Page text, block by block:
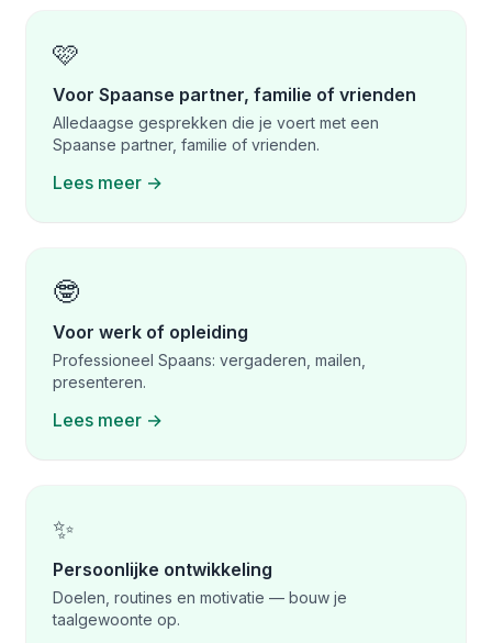
🩷
Voor Spaanse partner, familie of vrienden
Alledaagse gesprekken die je voert met een
Spaanse partner, familie of vrienden.
Lees meer →
🤓
Voor werk of opleiding
Professioneel Spaans: vergaderen, mailen,
presenteren.
Lees meer →
✨
Persoonlijke ontwikkeling
Doelen, routines en motivatie — bouw je
taalgewoonte op.